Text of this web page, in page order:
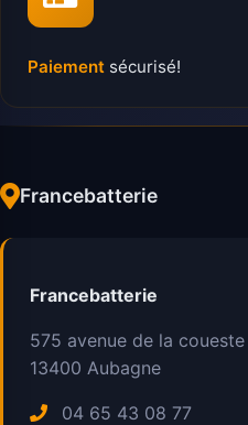
Paiement sécurisé!
Francebatterie
Francebatterie
575 avenue de la coueste
13400 Aubagne
04 65 43 08 77